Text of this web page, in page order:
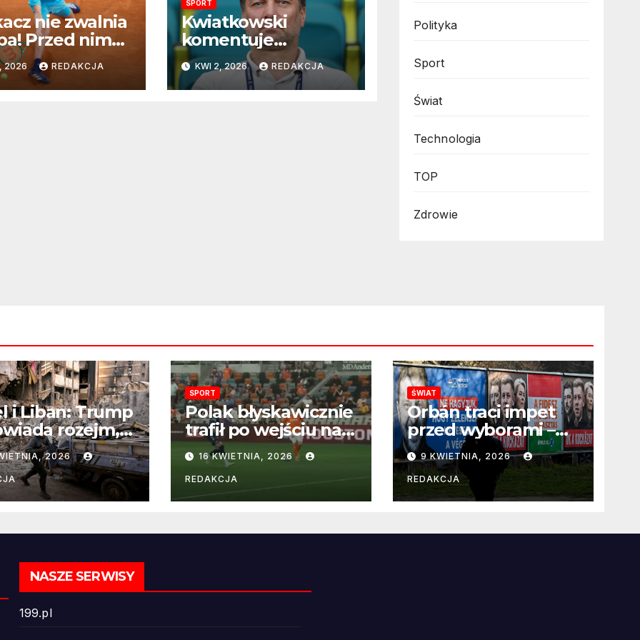
nie zwalnia
Przed nim
z
w
rundzie
2026 REDAKCJA
SPORT
Kwiatkowski
komentuje
przyszłość na
mundialu:
„Rozważamy
KWI 2, 2026 REDAKCJA
Polityka
Sport
Świat
Technologia
TOP
Zdrowie
i Liban: Trump
rozejm,
wojny
odległa
2026
SPORT
Polak błyskawicznie
trafił po wejściu na
boisko – gol już po
22 sekundach!
16 KWIETNIA, 2026
REDAKCJA
ŚWIAT
Orbán traci impet
przed wyborami –
węgierska
propaganda
przestaje
przekonywać
9 KWIETNIA, 2026
REDAKCJA
NASZE SERWISY
199.pl